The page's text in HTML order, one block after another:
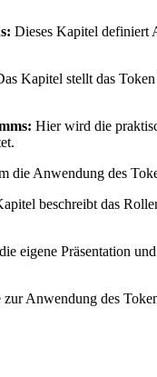
Dieses Kapitel definiert
Kapitel stellt das
Hier wird die
Anwendung des
beschreibt das
eigene Präsentation
Anwendung des